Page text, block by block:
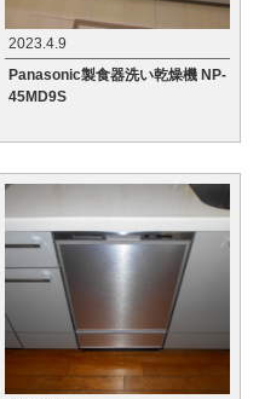
2023.4.9
Panasonic製食器洗い乾燥機 NP-
45MD9S